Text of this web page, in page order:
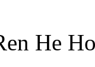
He